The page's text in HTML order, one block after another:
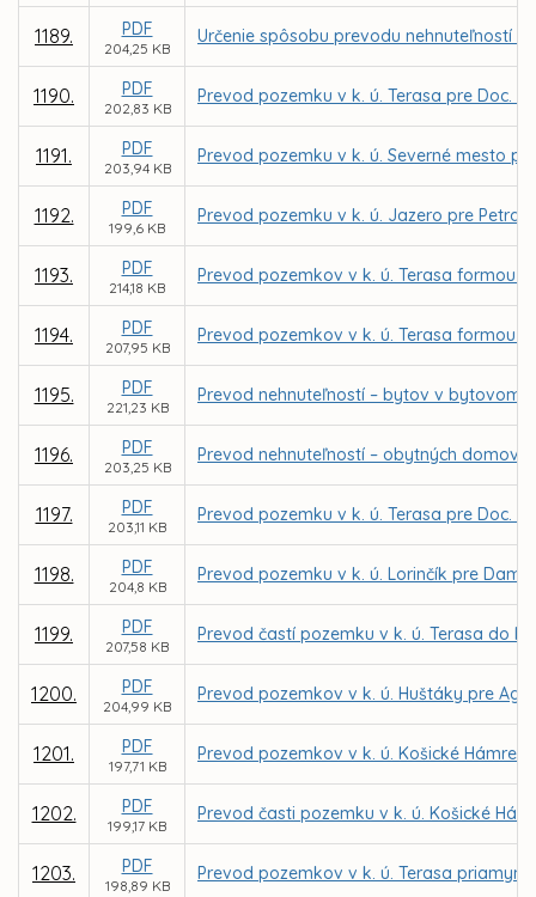
1189. PDF
204,25 KB
Určenie spôsobu prevodu nehnuteľností -
1190. PDF
202,83 KB
Prevod pozemku v k. ú. Terasa pre Doc.
1191. PDF
203,94 KB
Prevod pozemku v k. ú. Severné mesto
1192. PDF
199,6 KB
Prevod pozemku v k. ú. Jazero pre
1193. PDF
214,18 KB
Prevod pozemkov v k. ú. Terasa formou
1194. PDF
207,95 KB
Prevod pozemkov v k. ú. Terasa formou
1195. PDF
221,23 KB
Prevod nehnuteľností – bytov v bytovom
1196. PDF
203,25 KB
Prevod nehnuteľností – obytných domov
1197. PDF
203,11 KB
Prevod pozemku v k. ú. Terasa pre Doc.
1198. PDF
204,8 KB
Prevod pozemku v k. ú. Lorinčík pre
1199. PDF
207,58 KB
Prevod častí pozemku v k. ú. Terasa do
1200. PDF
204,99 KB
Prevod pozemkov v k. ú. Huštáky pre
1201. PDF
197,71 KB
Prevod pozemkov v k. ú. Košické Hámre
1202. PDF
199,17 KB
Prevod časti pozemku v k. ú. Košické
1203. PDF
198,89 KB
Prevod pozemkov v k. ú. Terasa